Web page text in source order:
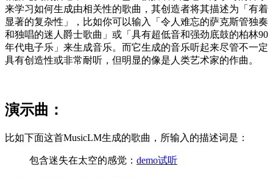
来学习如何生成由相关性的歌曲，其创造者将其描述为「有着
显著的复杂性」，比如你可以输入「令人难忘的萨克斯管独奏
和独唱的迷人爵士歌曲」或「具有超低音和强劲底鼓的柏林90
年代电子乐」来生成音乐。而它生成的音乐听起来尽管不一定
具有创造性或非常耐听，但明显的像是人类艺术家的作曲。
演示曲：
比如下面这首MusicLM生成的歌曲，所输入的描述词是：
包含迷失在太空的感觉： demo试听